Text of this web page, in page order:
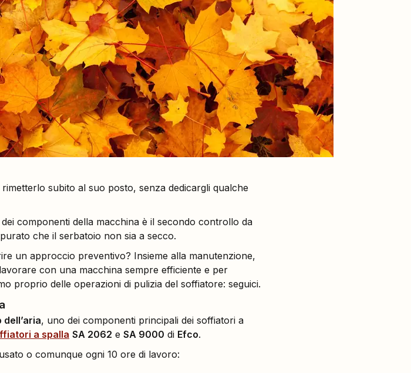
subito al suo posto, senza dedicargli qualche
componenti della macchina è il secondo controllo da
che il serbatoio non sia a secco.
un approccio preventivo? Insieme alla manutenzione,
con una macchina sempre efficiente e per
proprio delle operazioni di pulizia del soffiatore: seguici.
, uno dei componenti principali dei soffiatori a
a spalla SA 2062 e SA 9000 di Efco.
o comunque ogni 10 ore di lavoro: